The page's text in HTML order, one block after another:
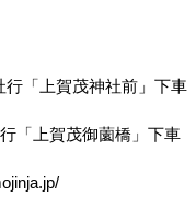
行「上賀茂神社前」下車
「上賀茂御薗橋」下車